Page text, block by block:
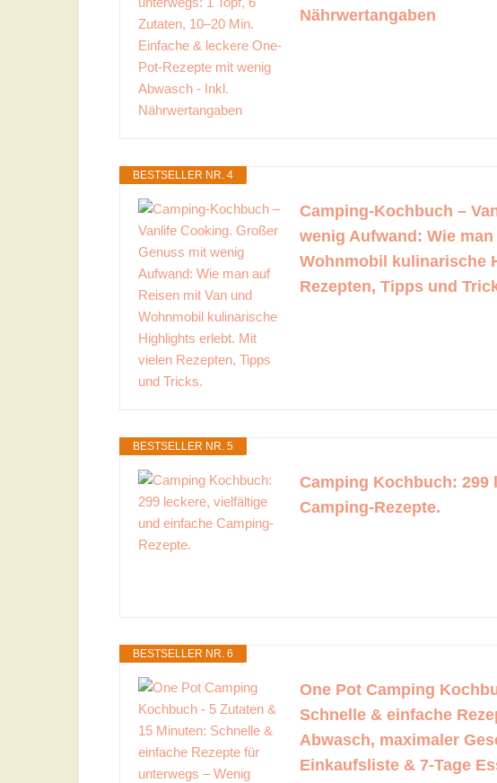
Nährwertangaben
BESTSELLER NR. 4
Camping-Kochbuch –
wenig Aufwand: Wie
Wohnmobil kulinarische
Rezepten, Tipps und
BESTSELLER NR. 5
Camping Kochbuch:
Camping-Rezepte.
BESTSELLER NR. 6
One Pot Camping
Schnelle & einfache
Abwasch, maximaler
Einkaufsliste & 7-Tage